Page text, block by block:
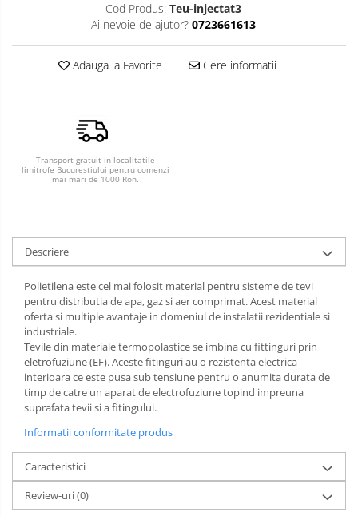
Cod Produs: Teu-injectat3
Ai nevoie de ajutor? 0723661613
Adauga la Favorite Cere informatii
Transport gratuit in localitatile
limitrofe Bucurestiului pentru comenzi
mai mari de 1000 Ron.
Descriere
Polietilena este cel mai folosit material pentru sisteme de tevi
pentru distributia de apa, gaz si aer comprimat. Acest material
oferta si multiple avantaje in domeniul de instalatii rezidentiale si
industriale.
Tevile din materiale termopolastice se imbina cu fittinguri prin
eletrofuziune (EF). Aceste fitinguri au o rezistenta electrica
interioara ce este pusa sub tensiune pentru o anumita durata de
timp de catre un aparat de electrofuziune topind impreuna
suprafata tevii si a fitingului.
Informatii conformitate produs
Caracteristici
Review-uri(0)